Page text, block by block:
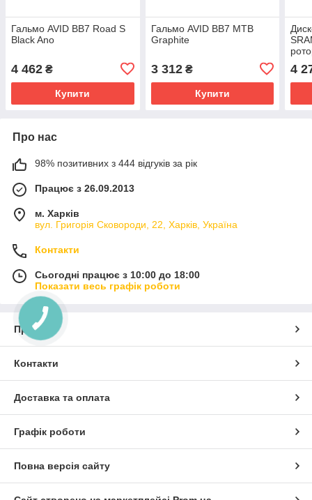
Гальмо AVID BB7 Road S
Black Ano
4 462 ₴
Купити
Гальмо AVID BB7 MTB
Graphite
3 312₴
Купити
4
Про нас
98% позитивних з 444 відгуків за рік
Працює з 26.09.2013
м. Харків
вул. Григорія Сковороди, 22, Харків, Україна
Контакти
Сьогодні працює з 10:00 до 18:00
Показати весь графік роботи
Про нас
Контакти
Доставка та оплата
Графік роботи
Повна версія сайту